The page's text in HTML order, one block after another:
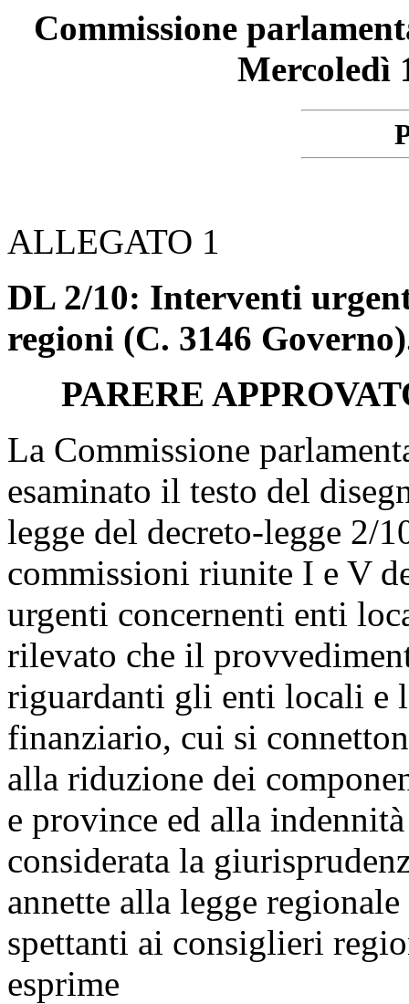
Commissione
Mercoledì
ALLEGATO 1
DL 2/10: Interventi
regioni (C. 3146
PARERE
La Commissione
esaminato il testo del
legge del decreto-legge 2/
commissioni riunite I e V
urgenti concernenti enti
rilevato che il
riguardanti gli enti locali e
finanziario, cui si
alla riduzione dei
e province ed alla
considerata la
annette alla legge
spettanti ai consiglieri
esprime